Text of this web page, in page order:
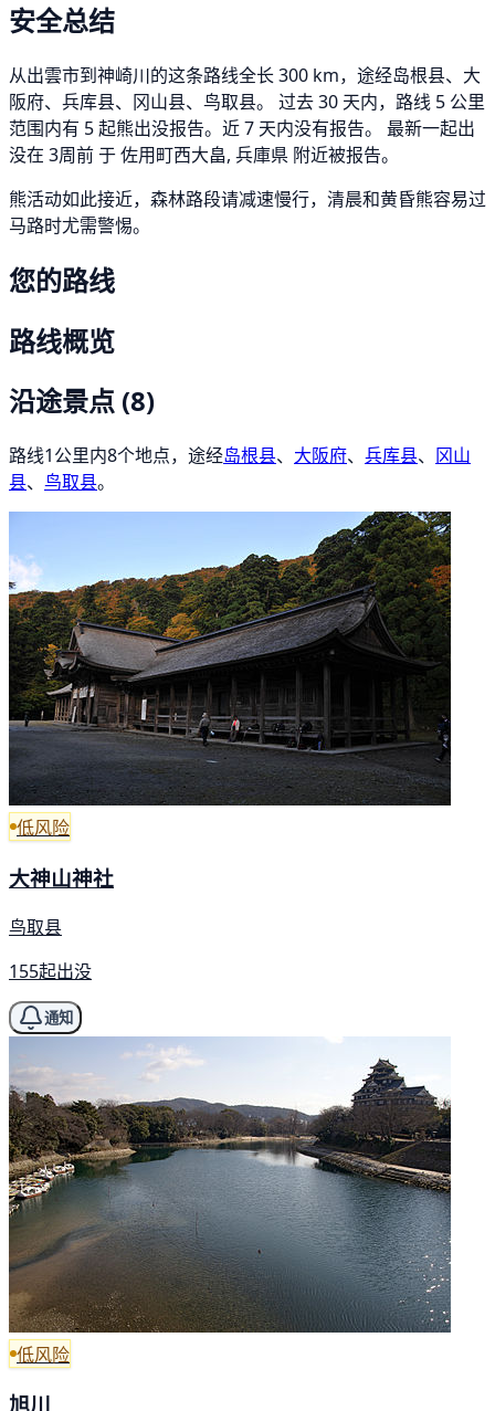
安全总结
从出雲市到神崎川的这条路线全长 300 km，途经岛根县、大
阪府、兵库县、冈山县、鸟取县。 过去 30 天内，路线 5 公里
范围内有 5 起熊出没报告。近 7 天内没有报告。 最新一起出
没在 3周前 于 佐用町西大畠, 兵庫県 附近被报告。
熊活动如此接近，森林路段请减速慢行，清晨和黄昏熊容易过
马路时尤需警惕。
您的路线
路线概览
沿途景点 (8)
路线1公里内8个地点，途经岛根县、 大阪府、 兵库县、 冈山
县、 鸟取县。
低风险
大神山神社
鸟取县
155起出没
通知
低风险
旭川